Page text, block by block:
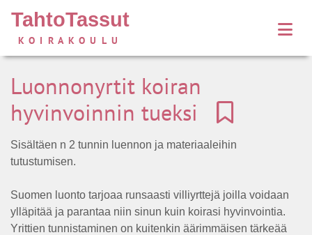
TahtoTassut
KOIRAKOULU
Luonnonyrtit koiran
hyvinvoinnin tueksi
Sisältäen n 2 tunnin luennon ja materiaaleihin
tutustumisen.
Suomen luonto tarjoaa runsaasti villiyrttejä joilla voidaan
ylläpitää ja parantaa niin sinun kuin koirasi hyvinvointia.
Yrittien tunnistaminen on kuitenkin äärimmäisen tärkeää